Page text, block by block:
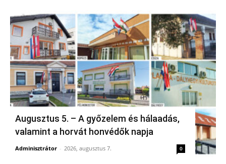
Augusztus 5. – A győzelem és hálaadás,
valamint a horvát honvédők napja
Adminisztrátor - 2026, augusztus 7. 0